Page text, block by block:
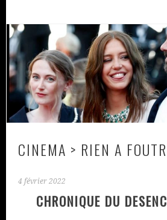
CINEMA > RIEN A
4 février 2022
CHRONIQUE DU